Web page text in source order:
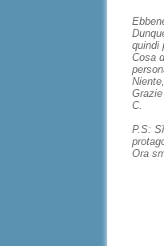
quindi
Cosa
C.
P.S:
Ora